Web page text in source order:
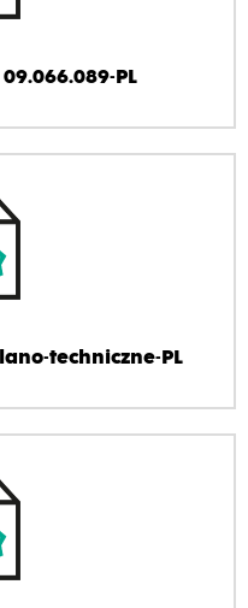
PL
techniczne-PL